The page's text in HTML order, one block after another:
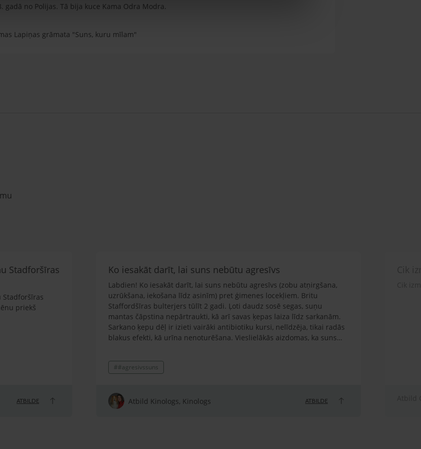
no Polijas. Tā bija kuce Kama Odra Modra.
Lapiņas grāmata "Suns, kuru mīlam"
Stadforšīras
Stadforšīras
priekš
ATBILDE
Ko iesakāt darīt, lai suns nebūtu agresīvs
Labdien! Ko iesakāt darīt, lai suns nebūtu agresīvs (zobu atņirgšana,
uzrūkšana, iekošana līdz asinīm) pret ģimenes locekļiem. Britu
Staffordšīras bulterjers tūlīt 2 gadi. Ļoti daudz sosē segas, suņu
mantas čāpstina nepārtraukti, kā arī savas ķepas laiza līdz sarkanām.
Sarkano ķepu dēļ ir izieti vairāki antibiotiku kursi, nelīdzēja, tikai radās
blakus efekti, kā urīna nenoturēšana. Vieslielākās aizdomas, ka suns
pret citiem suņiem. Kaķus neaiztiek, jo ģimenē ir istabas kaķis. Suns ir
mīlēts un lolots, nav sists vai citādi biedēts, traumēts. Prot
vai iekost rokā līdz asinīm. Ir sakodis pusaudžus ģimenē, gan mani.
Vīru klausa, bet arī tam spēj uzrūkt, atņirdzot zobus. Barotāja esmu es
##agresivssuns
Atbild Kinologs, Kinologs ATBILDE